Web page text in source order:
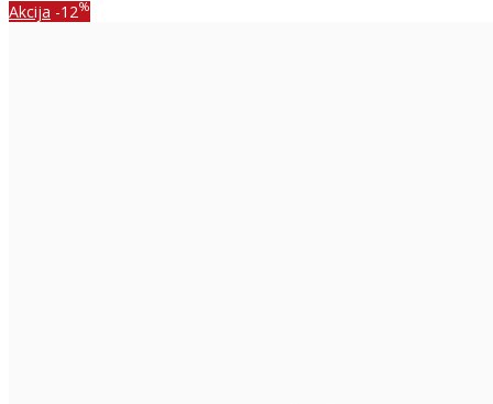
Akcija -12%